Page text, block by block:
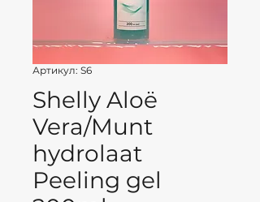
Артикул: S6
Shelly Aloë
Vera/Munt
hydrolaat
Peeling gel